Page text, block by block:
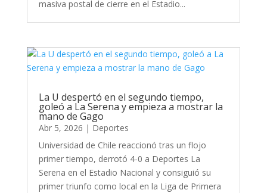
masiva postal de cierre en el Estadio...
La U despertó en el segundo tiempo,
goleó a La Serena y empieza a mostrar la
mano de Gago
Abr 5, 2026 | Deportes
Universidad de Chile reaccionó tras un flojo
primer tiempo, derrotó 4-0 a Deportes La
Serena en el Estadio Nacional y consiguió su
primer triunfo como local en la Liga de Primera